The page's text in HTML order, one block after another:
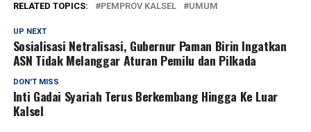
RELATED TOPICS: PEMPROV KALSEL UMUM
UP NEXT
Sosialisasi Netralisasi, Gubernur Paman Birin Ingatkan
ASN Tidak Melanggar Aturan Pemilu dan Pilkada
DON'T MISS
Inti Gadai Syariah Terus Berkembang Hingga Ke Luar
Kalsel